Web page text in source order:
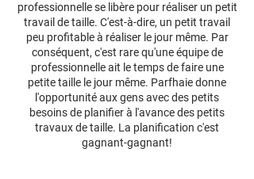
professionnelle se libère pour réaliser un petit
travail de taille. C'est-à-dire, un petit travail
peu profitable à réaliser le jour même. Par
conséquent, c'est rare qu'une équipe de
professionnelle ait le temps de faire une
petite taille le jour même. Parfhaie donne
l'opportunité aux gens avec des petits
besoins de planifier à l'avance des petits
travaux de taille. La planification c'est
gagnant-gagnant!